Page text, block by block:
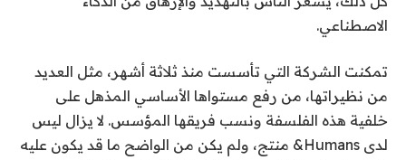
الاصطناعي.
تمكنت الشركة التي تأسست منذ ثلاثة أشهر، مثل العديد
من نظيراتها، من رفع مستواها الأساسي المذهل على
خلفية هذه الفلسفة ونسب فريقها المؤسس. لا يزال ليس
لدى Humans& منتج، ولم يكن من الواضح ما قد يكون عليه